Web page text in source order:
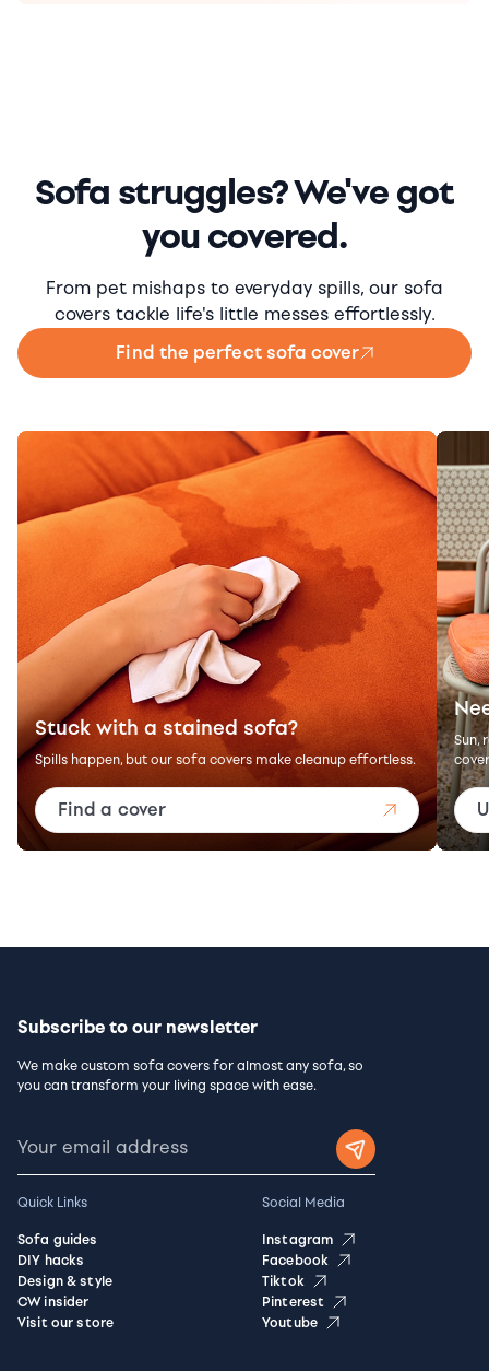
Sofa struggles? We've got
you covered.
From pet mishaps to everyday spills, our sofa
covers tackle life's little messes effortlessly.
Find the perfect sofa cover
Stuck with a stained sofa?
Spills happen, but our sofa covers make cleanup effortless.
Find a cover
Sun,
Subscribe to our newsletter
We make custom sofa covers for almost any sofa, so
you can transform your living space with ease.
Quick Links
Sofa guides
DIY hacks
Design & style
CW insider
Visit our store
Social Media
Instagram
Facebook
Tiktok
Pinterest
Youtube